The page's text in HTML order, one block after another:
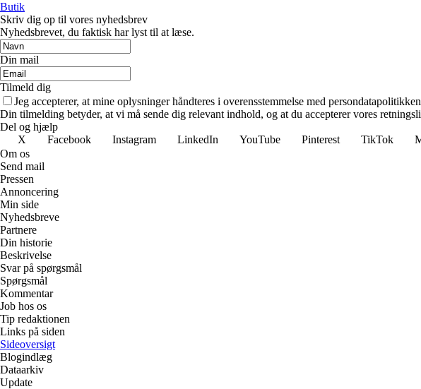
Butik
Skriv dig op til vores nyhedsbrev
Nyhedsbrevet, du faktisk har lyst til at læse.
Din mail
Tilmeld dig
Jeg accepterer, at mine oplysninger håndteres i overensstemmelse med
Din tilmelding betyder, at vi må sende dig relevant indhold, og at du accepterer vores
Del og hjælp
X
Facebook Instagram LinkedIn YouTube Pinterest TikTok
Om os
Send mail
Pressen
Annoncering
Min side
Nyhedsbreve
Partnere
Din historie
Beskrivelse
Svar på spørgsmål
Spørgsmål
Kommentar
Job hos os
Tip redaktionen
Links på siden
Sideoversigt
Blogindlæg
Dataarkiv
Update